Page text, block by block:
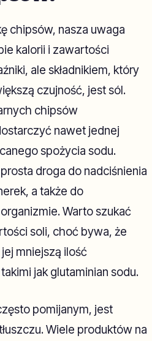
chipsów, nasza uwaga
kalorii i zawartości
ale składnikiem, który
czujność, jest sól.
chipsów
nawet jednej
spożycia sodu.
droga do nadciśnienia
a także do
Warto szukać
soli, choć bywa, że
mniejszą ilość
jak glutaminian sodu.
pomijanym, jest
Wiele produktów na